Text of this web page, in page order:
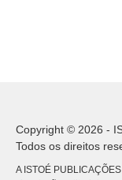
Copyright © 2026 -
Todos os direitos
A ISTOÉ